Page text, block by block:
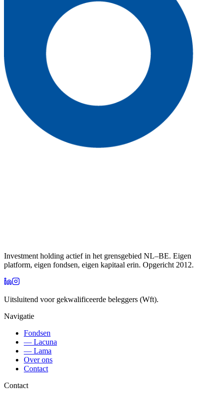
Investment holding actief in het grensgebied NL–BE. Eigen
platform, eigen fondsen, eigen kapitaal erin. Opgericht 2012.
Uitsluitend voor gekwalificeerde beleggers (Wft).
Navigatie
Fondsen
— Lacuna
— Lama
Over ons
Contact
Contact